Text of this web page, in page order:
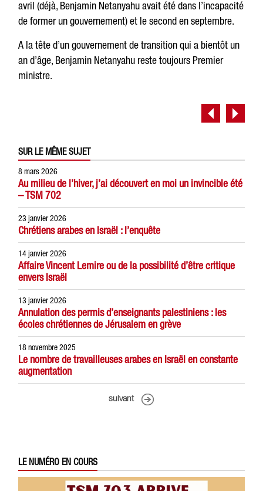
avril (déjà, Benjamin Netanyahu avait été dans l’incapacité
de former un gouvernement) et le second en septembre.
A la tête d’un gouvernement de transition qui a bientôt un
an d’âge, Benjamin Netanyahu reste toujours Premier
ministre.
SUR LE MÊME SUJET
8 mars 2026
Au milieu de l’hiver, j’ai découvert en moi un invincible été
– TSM 702
23 janvier 2026
Chrétiens arabes en Israël : l’enquête
14 janvier 2026
Affaire Vincent Lemire ou de la possibilité d’être critique
envers Israël
13 janvier 2026
Annulation des permis d’enseignants palestiniens : les
écoles chrétiennes de Jérusalem en grève
18 novembre 2025
Le nombre de travailleuses arabes en Israël en constante
augmentation
suivant
LE NUMÉRO EN COURS